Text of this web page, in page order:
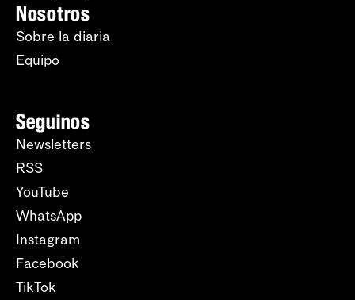
Nosotros
Sobre la diaria
Equipo
Seguinos
Newsletters
RSS
YouTube
WhatsApp
Instagram
Facebook
TikTok